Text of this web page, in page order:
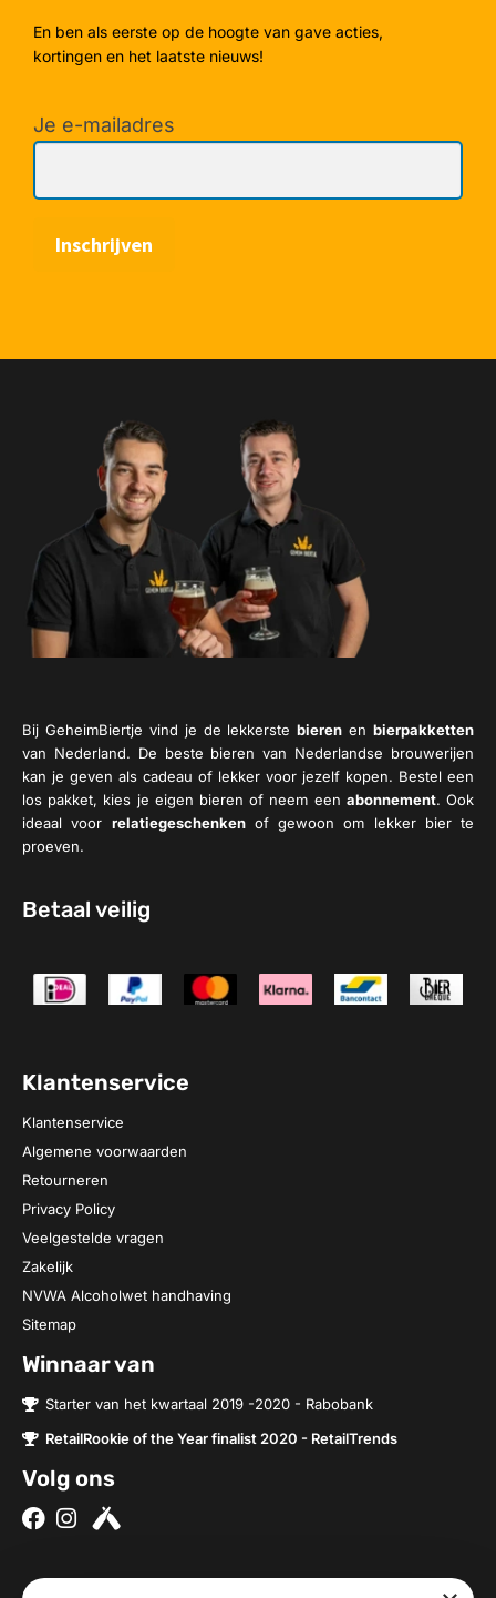
En ben als eerste op de hoogte van gave acties,
kortingen en het laatste nieuws!
Je e-mailadres
Bij GeheimBiertje vind je de lekkerstebieren en bierpakketten
van Nederland. De beste bieren van Nederlandse brouwerijen
kan je geven als cadeau of lekker voor jezelf kopen. Bestel een
los pakket, kies je eigen bieren of neem een abonnement. Ook
ideaal voor relatiegeschenkenof gewoon om lekker bier te
proeven.
Betaal veilig
Klantenservice
Klantenservice
Algemene voorwaarden
Retourneren
Privacy Policy
Veelgestelde vragen
Zakelijk
NVWA Alcoholwet handhaving
Sitemap
Winnaar van
Starter van het kwartaal 2019 -2020 - Rabobank
RetailRookie of the Year finalist 2020 - RetailTrends
Volg ons